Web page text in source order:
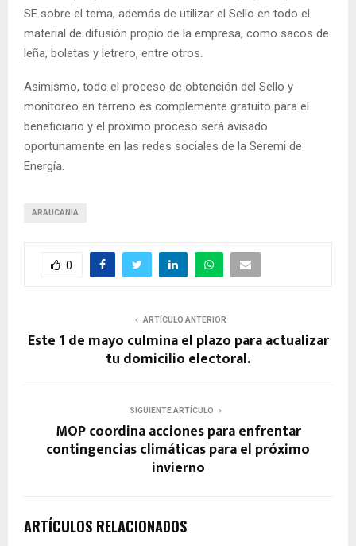
SE sobre el tema, además de utilizar el Sello en todo el
material de difusión propio de la empresa, como sacos de
leña, boletas y letrero, entre otros.
Asimismo, todo el proceso de obtención del Sello y
monitoreo en terreno es complemente gratuito para el
beneficiario y el próximo proceso será avisado
oportunamente en las redes sociales de la Seremi de
Energía.
ARAUCANIA
0
ARTÍCULO ANTERIOR
Este 1 de mayo culmina el plazo para actualizar
tu domicilio electoral.
SIGUIENTE ARTÍCULO
MOP coordina acciones para enfrentar
contingencias climáticas para el próximo
invierno
ARTÍCULOS RELACIONADOS